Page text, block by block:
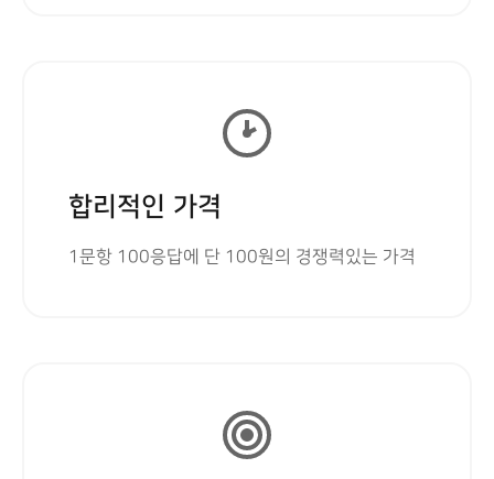
합리적인 가격
1문항 100응답에 단 100원의 경쟁력있는 가격